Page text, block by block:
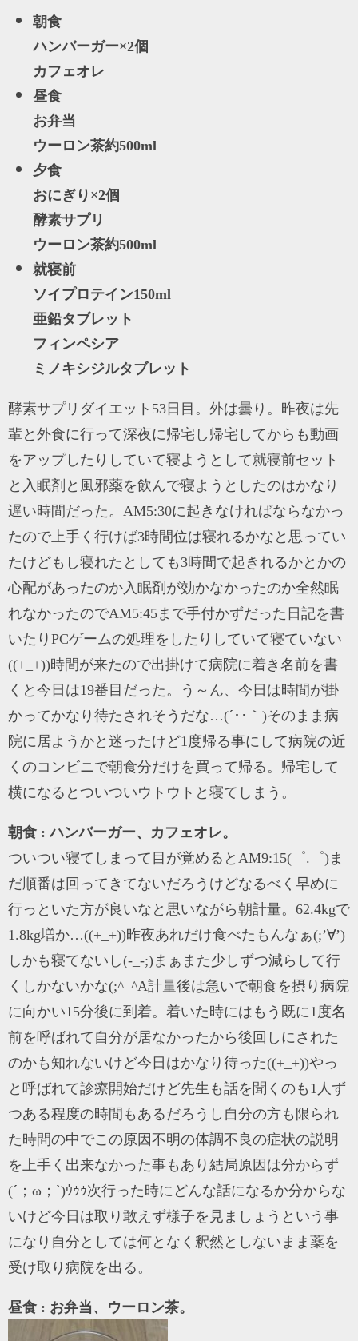
朝食
ハンバーガー×2個
カフェオレ
昼食
お弁当
ウーロン茶約500ml
夕食
おにぎり×2個
酵素サプリ
ウーロン茶約500ml
就寝前
ソイプロテイン150ml
亜鉛タブレット
フィンペシア
ミノキシジルタブレット
酵素サプリダイエット53日目。外は曇り。昨夜は先
輩と外食に行って深夜に帰宅し帰宅してからも動画
をアップしたりしていて寝ようとして就寝前セット
と入眠剤と風邪薬を飲んで寝ようとしたのはかなり
遅い時間だった。AM5:30に起きなければならなかっ
たので上手く行けば3時間位は寝れるかなと思ってい
たけどもし寝れたとしても3時間で起きれるかとかの
心配があったのか入眠剤が効かなかったのか全然眠
れなかったのでAM5:45まで手付かずだった日記を書
いたりPCゲームの処理をしたりしていて寝ていない
((+_+))時間が来たので出掛けて病院に着き名前を書
くと今日は19番目だった。う～ん、今日は時間が掛
かってかなり待たされそうだな…(´･･｀)そのまま病
院に居ようかと迷ったけど1度帰る事にして病院の近
くのコンビニで朝食分だけを買って帰る。帰宅して
横になるとついついウトウトと寝てしまう。
朝食 : ハンバーガー、カフェオレ。
ついつい寝てしまって目が覚めるとAM9:15(゜.゜)ま
だ順番は回ってきてないだろうけどなるべく早めに
行っといた方が良いなと思いながら朝計量。62.4kgで
1.8kg増か…((+_+))昨夜あれだけ食べたもんなぁ(;’∀’)
しかも寝てないし(-_-;)まぁまた少しずつ減らして行
くしかないかな(;^_^A計量後は急いで朝食を摂り病院
に向かい15分後に到着。着いた時にはもう既に1度名
前を呼ばれて自分が居なかったから後回しにされた
のかも知れないけど今日はかなり待った((+_+))やっ
と呼ばれて診療開始だけど先生も話を聞くのも1人ず
つある程度の時間もあるだろうし自分の方も限られ
た時間の中でこの原因不明の体調不良の症状の説明
を上手く出来なかった事もあり結局原因は分からず
(´；ω；`)ｳｩｩ次行った時にどんな話になるか分からな
いけど今日は取り敢えず様子を見ましょうという事
になり自分としては何となく釈然としないまま薬を
受け取り病院を出る。
昼食 : お弁当、ウーロン茶。